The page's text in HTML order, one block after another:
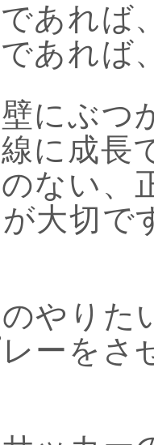
あれば
あれば
壁にぶ
に成長
ない、
大切で
やりた
ーをさ